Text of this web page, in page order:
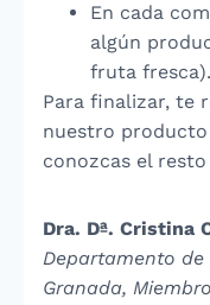
En cada
algún
fruta fresca).
Para finalizar, te
nuestro
conozcas el
Dra. Dª. Cristina
Departamento
Granada,